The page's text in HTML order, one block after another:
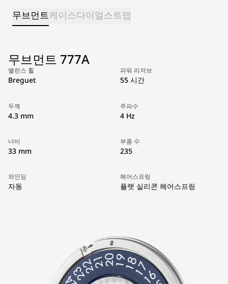
무브먼트케이스다이얼스트랩
무브먼트 777A
밸런스 휠
Breguet
파워 리저브
55 시간
두께
4.3 mm
주파수
4 Hz
너비
33 mm
부품 수
235
와인딩
자동
헤어스프링
플랫 실리콘 헤어스프링